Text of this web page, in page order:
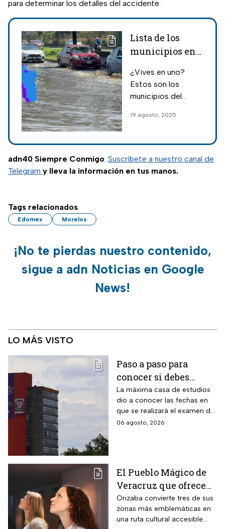
para determinar los detalles del accidente.
Lista de los
municipios en
más el Edomex
¿Vives en uno?
Estos son los
municipios del
cae más cantidad
han visto afectados
por las peores
inundaciones en
19 agosto, 2025
adn40 Siempre Conmigo. Suscríbete a nuestro canal de
Telegram y lleva la información en tus manos.
Tags relacionados
Edomex Morelos
¡No te pierdas nuestro contenido,
sigue a adn Noticias en Google
News!
LO MÁS VISTO
Paso a paso para
conocer si debes
realizar el examen de
control de la UNAM
La máxima casa de estudios
dio a conocer las fechas en
que se realizará el examen de
control, después de encontrar
06 agosto, 2026
El Pueblo Mágico de
Veracruz que ofrece
por 70 pesos una
visita a 18 museos
históricos en estas
Orizaba convierte tres de sus
zonas más emblemáticas en
una ruta cultural accesible